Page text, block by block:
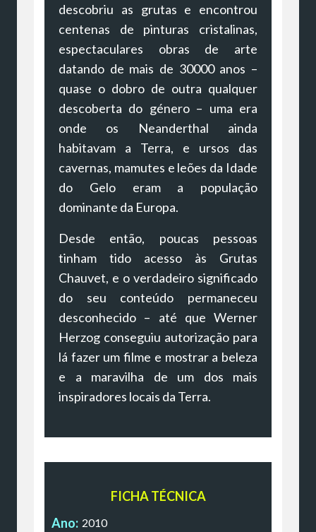
descobriu as grutas e encontrou
centenas de pinturas cristalinas,
espectaculares obras de arte
datando de mais de 30000 anos –
quase o dobro de outra qualquer
descoberta do género – uma era
onde os Neanderthal ainda
habitavam a Terra, e ursos das
cavernas, mamutes e leões da Idade
do Gelo eram a população
dominante da Europa.
Desde então, poucas pessoas
tinham tido acesso às Grutas
Chauvet, e o verdadeiro significado
do seu conteúdo permaneceu
desconhecido – até que Werner
Herzog conseguiu autorização para
lá fazer um filme e mostrar a beleza
e a maravilha de um dos mais
inspiradores locais da Terra.
FICHA TÉCNICA
Ano: 2010